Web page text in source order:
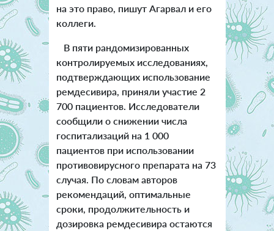
на это право, пишут Агарвал и его
коллеги.
В пяти рандомизированных
контролируемых исследованиях,
подтверждающих использование
ремдесивира, приняли участие 2
700 пациентов. Исследователи
сообщили о снижении числа
госпитализаций на 1 000
пациентов при использовании
противовирусного препарата на 73
случая. По словам авторов
рекомендаций, оптимальные
сроки, продолжительность и
дозировка ремдесивира остаются